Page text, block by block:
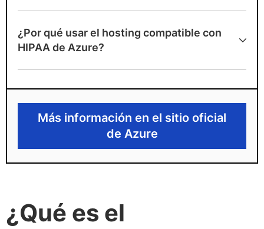
BAA incluido con servicios elegibles para
Desventajas de Azure
cumplimiento completo
de trabajo básicas
¿Por qué usar el hosting compatible con
HIPAA de Azure?
Más información en el sitio oficial
de Azure
¿Qué es el